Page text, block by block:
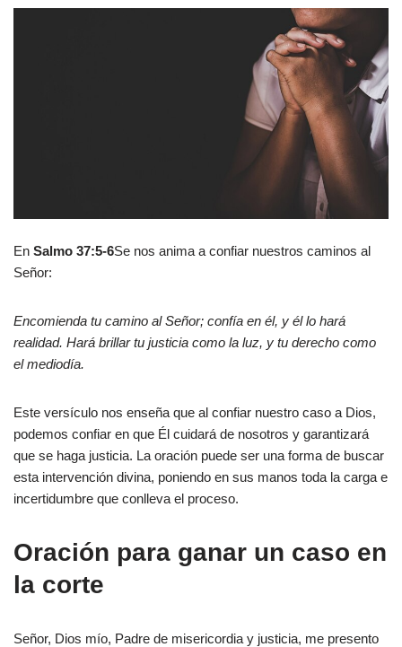
En Salmo 37:5-6Se nos anima a confiar nuestros caminos al
Señor:
Encomienda tu camino al Señor; confía en él, y él lo hará
realidad. Hará brillar tu justicia como la luz, y tu derecho como
el mediodía.
Este versículo nos enseña que al confiar nuestro caso a Dios,
podemos confiar en que Él cuidará de nosotros y garantizará
que se haga justicia. La oración puede ser una forma de buscar
esta intervención divina, poniendo en sus manos toda la carga e
incertidumbre que conlleva el proceso.
Oración para ganar un caso en
la corte
Señor, Dios mío, Padre de misericordia y justicia, me presento